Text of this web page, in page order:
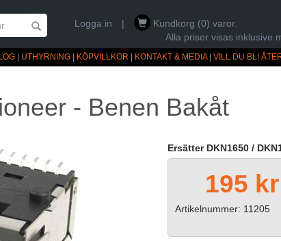
Logga in |
Kundkorg (0) varor.
Alla priser visas inklusive
UTHYRNING KÖPVILLKOR KONTAKT & MEDIA| VILL DU BLI
- Benen Bakåt
Ersätter DKN1650 /
195 kr
Artikelnummer: 11205